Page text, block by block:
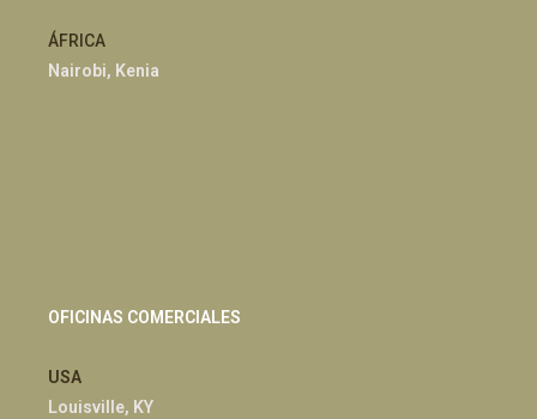
ÁFRICA
Nairobi, Kenia
OFICINAS COMERCIALES
USA
Louisville, KY